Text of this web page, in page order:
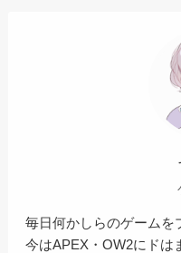
毎日何かしらのゲームを
今はAPEX・OW2にドは